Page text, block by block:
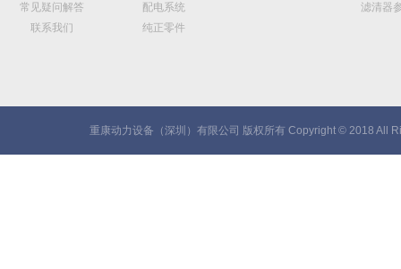
常见疑问解答
联系我们
配电系统
纯正零件
滤清器
重康动力设备（深圳）有限公司 版权所有 Copyright © 2018 All